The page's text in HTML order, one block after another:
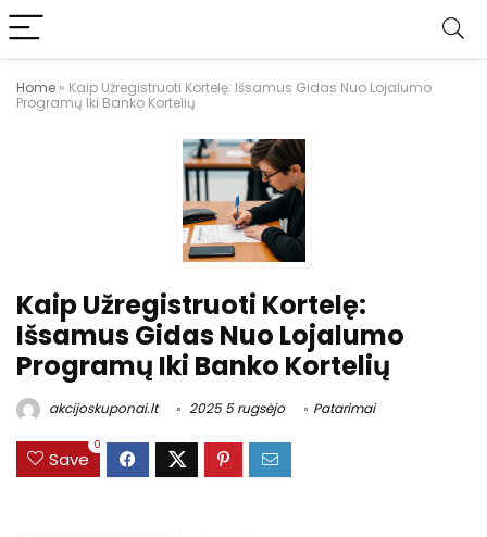
Home » Kaip Užregistruoti Kortelę: Išsamus Gidas Nuo Lojalumo
Programų Iki Banko Kortelių
Kaip Užregistruoti Kortelę:
Išsamus Gidas Nuo Lojalumo
Programų Iki Banko Kortelių
akcijoskuponai.lt 2025 5 rugsėjo Patarimai
Save
0